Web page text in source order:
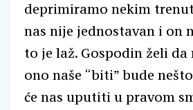
deprimiramo nekim
nas nije jednostavan i on
to je laž. Gospodin želi da
ono naše “biti” bude
će nas uputiti u pravom